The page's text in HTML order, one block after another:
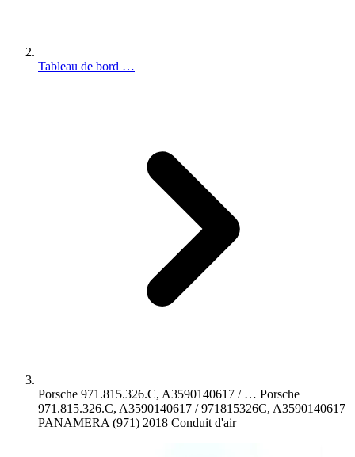
Tableau de bord …
Porsche 971.815.326.C, A3590140617 / … Porsche
971.815.326.C, A3590140617 / 971815326C, A3590140617
PANAMERA (971) 2018 Conduit d'air